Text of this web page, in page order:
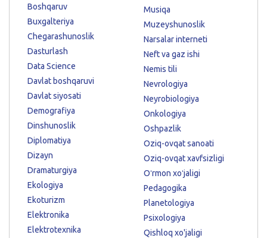
Boshqaruv
Buxgalteriya
Chegarashunoslik
Dasturlash
Data Science
Davlat boshqaruvi
Davlat siyosati
Demografiya
Dinshunoslik
Diplomatiya
Dizayn
Dramaturgiya
Ekologiya
Ekoturizm
Elektronika
Elektrotexnika
Musiqa
Muzeyshunoslik
Narsalar interneti
Neft va gaz ishi
Nemis tili
Nevrologiya
Neyrobiologiya
Onkologiya
Oshpazlik
Oziq-ovqat sanoati
Oziq-ovqat xavfsizligi
Oʻrmon xoʻjaligi
Pedagogika
Planetologiya
Psixologiya
Qishloq xo'jaligi